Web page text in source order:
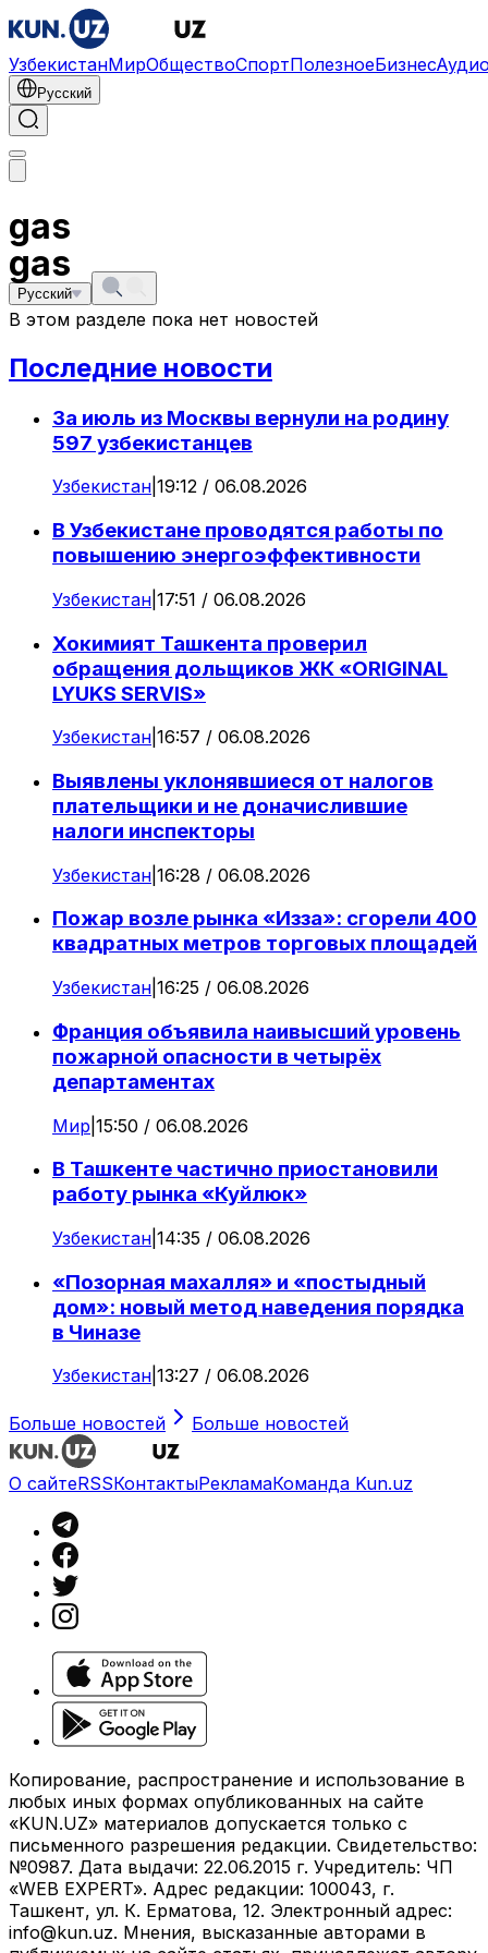
УзбекистанМирОбществоСпортПолезноеБизнес
Русский
gas
Русский
gas
В этом разделе пока нет новостей
Последние новости
За июль из Москвы вернули на родину
597 узбекистанцев
Узбекистан 19:12 / 06.08.2026
В Узбекистане проводятся работы по
повышению энергоэффективности
Узбекистан 17:51 / 06.08.2026
Хокимият Ташкента проверил
обращения дольщиков ЖК «ORIGINAL
LYUKS SERVIS»
Узбекистан 16:57 / 06.08.2026
Выявлены уклонявшиеся от налогов
плательщики и не доначислившие
налоги инспекторы
Узбекистан 16:28 / 06.08.2026
Пожар возле рынка «Изза»: сгорели 400
квадратных метров торговых площадей
Узбекистан 16:25 / 06.08.2026
Франция объявила наивысший уровень
пожарной опасности в четырёх
департаментах
Мир 15:50 / 06.08.2026
В Ташкенте частично приостановили
работу рынка «Куйлюк»
Узбекистан 14:35 / 06.08.2026
«Позорная махалля» и «постыдный
дом»: новый метод наведения порядка
в Чиназе
Узбекистан 13:27 / 06.08.2026
Больше новостей Больше новостей
О сайтеRSSКонтактыРекламаКоманда Kun.uz
Копирование, распространение и использование в
любых иных формах опубликованных на сайте
«KUN.UZ» материалов допускается только с
письменного разрешения редакции. Свидетельство:
№0987. Дата выдачи: 22.06.2015 г. Учредитель: ЧП
«WEB EXPERT». Адрес редакции: 100043, г.
Ташкент, ул. К. Ерматова, 12. Электронный адрес:
info@kun.uz. Мнения, высказанные авторами в